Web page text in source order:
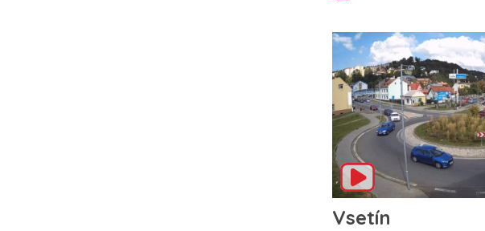
Vsetín